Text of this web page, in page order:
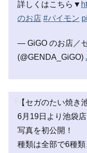
詳しくはこちら▼
のお店 #パイモン
— GiGO のお店／
(@GENDA_GiGO)
【セガのたい焼き
6月19日より池袋
写真を初公開！
種類は全部で6種